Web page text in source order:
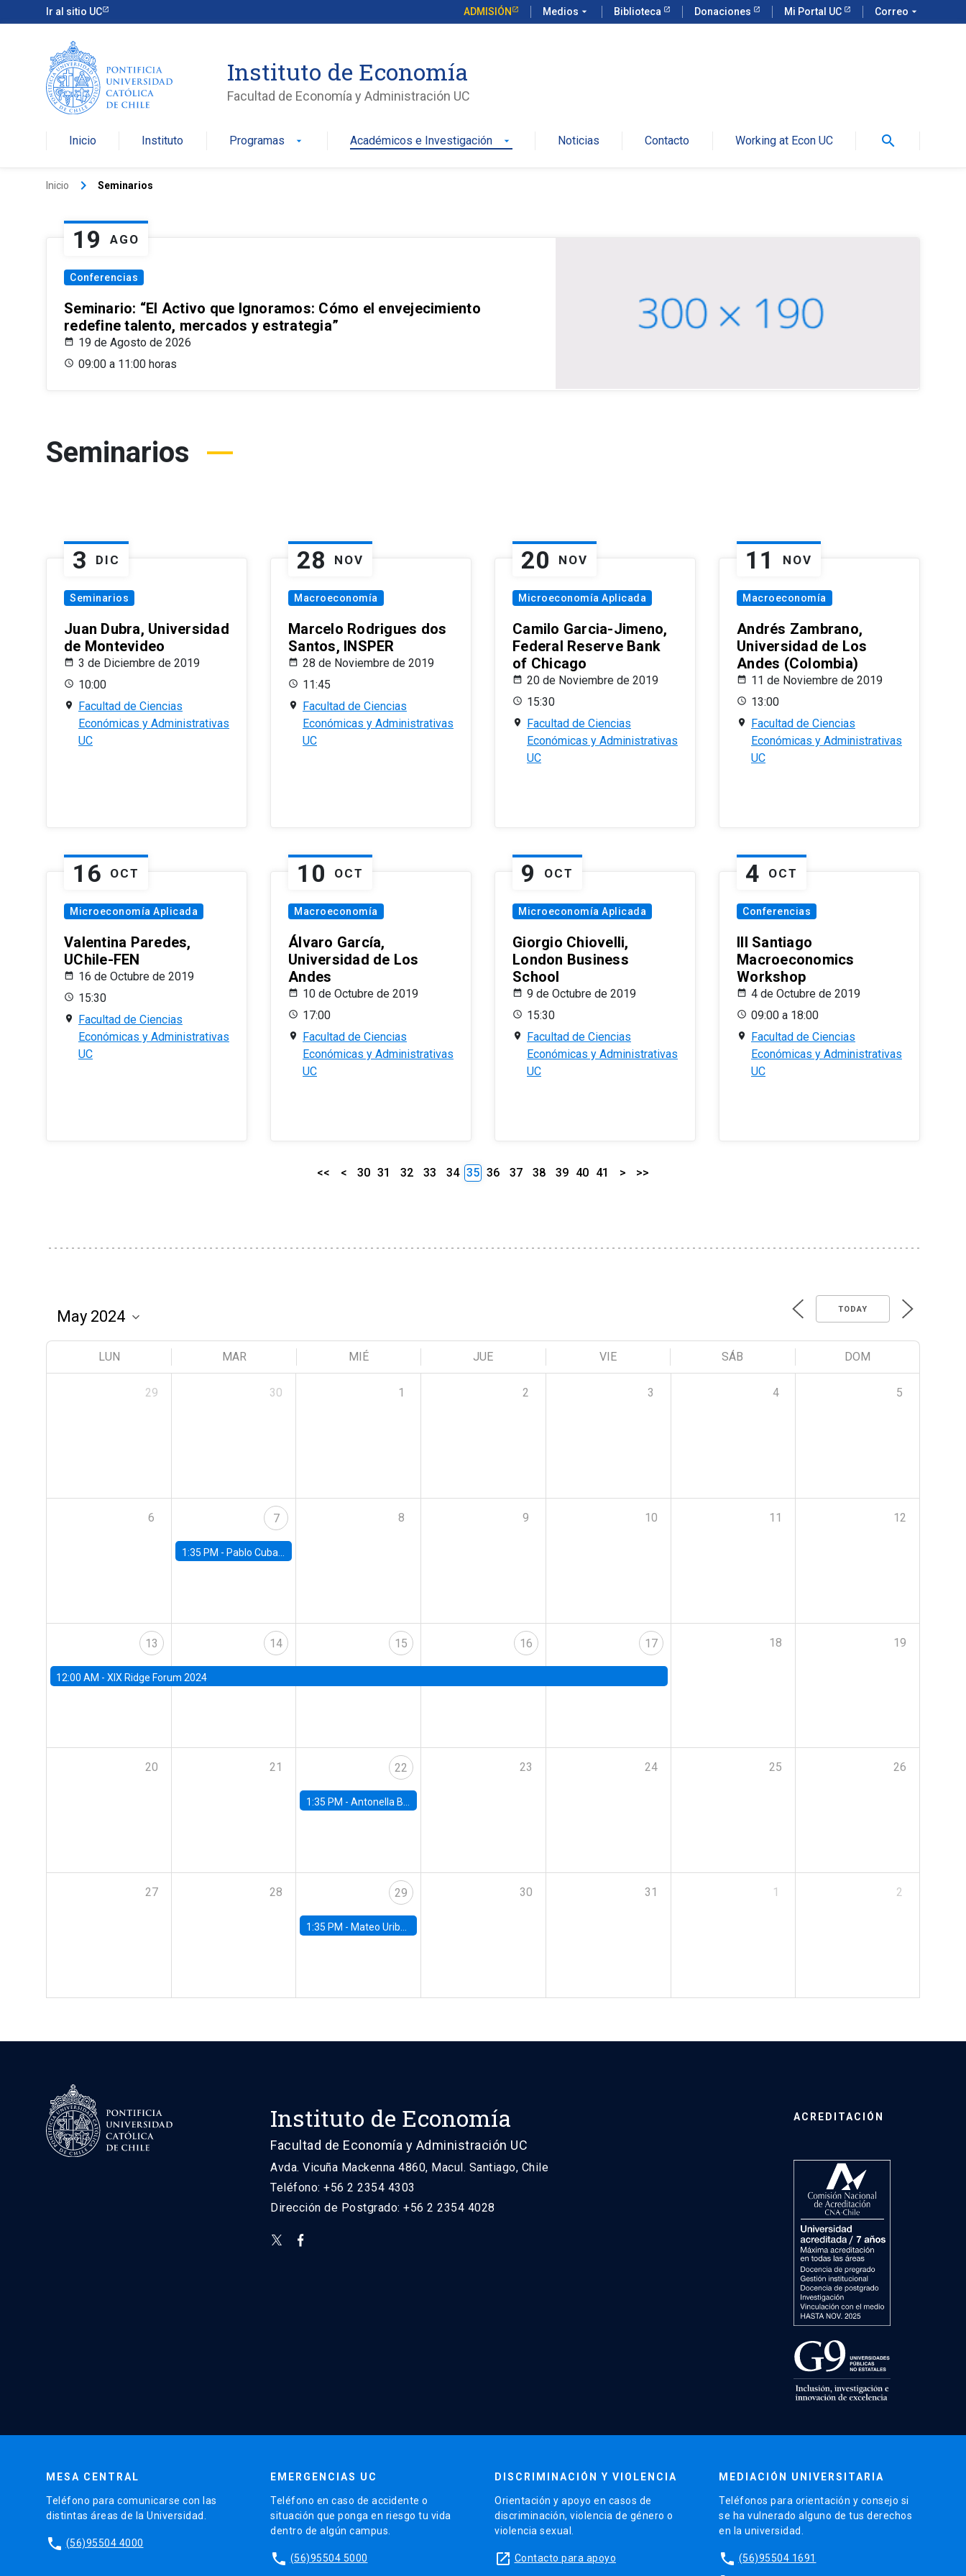
Ir al sitio UC ADMISIÓN Medios arrow_drop_down Biblioteca Donaciones Mi Portal UC Correo arrow_drop_down
Instituto de Economía
Facultad de Economía y Administración UC
Inicio Instituto Programas arrow_drop_down Académicos e Investigación arrow_drop_down Noticias Contacto Working at Econ UC search
Inicio keyboard_arrow_right Seminarios
19 AGO
Conferencias
Seminario: “El Activo que Ignoramos: Cómo el envejecimiento
redefine talento, mercados y estrategia”
19 de Agosto de 2026
09:00 a 11:00 horas
Seminarios
3 DIC
Seminarios
Juan Dubra, Universidad
de Montevideo
3 de Diciembre de 2019
10:00
Facultad de Ciencias
Económicas y Administrativas
UC
28 NOV
Macroeconomía
Marcelo Rodrigues dos
Santos, INSPER
28 de Noviembre de 2019
11:45
Facultad de Ciencias
Económicas y Administrativas
UC
20 NOV
Microeconomía Aplicada
Camilo Garcia-Jimeno,
Federal Reserve Bank
of Chicago
20 de Noviembre de 2019
15:30
Facultad de Ciencias
Económicas y Administrativas
UC
11 NOV
Macroeconomía
Andrés Zambrano,
Universidad de Los
Andes (Colombia)
11 de Noviembre de 2019
13:00
Facultad de Ciencias
Económicas y Administrativas
UC
16 OCT
Microeconomía Aplicada
Valentina Paredes,
UChile-FEN
16 de Octubre de 2019
15:30
Facultad de Ciencias
Económicas y Administrativas
UC
10 OCT
Macroeconomía
Álvaro García,
Universidad de Los
Andes
10 de Octubre de 2019
17:00
Facultad de Ciencias
Económicas y Administrativas
UC
9 OCT
Microeconomía Aplicada
Giorgio Chiovelli,
London Business
School
9 de Octubre de 2019
15:30
Facultad de Ciencias
Económicas y Administrativas
UC
4 OCT
Conferencias
III Santiago
Macroeconomics
Workshop
4 de Octubre de 2019
09:00 a 18:00
Facultad de Ciencias
Económicas y Administrativas
UC
<< < 30 31 32 33 34 35 36 37 38 39 40 41 > >>
TODAY
LUN MAR MIÉ JUE VIE SÁB DOM
29 30 1 2 3 4 5
6 7
1:35 PM - Pablo Cuba, FED Board
8 9 10 11 12
13
12:00 AM - XIX Ridge Forum 2024
14 15 16 17 18 19
20 21 22
1:35 PM -Antonella Bancalari, Institute for Fiscal Studies (IFS) and Research Associate at University College London (UCL)
23 24 25 26
27 28 29
1:35 PM - Mateo Uribe-Castro, Universidad de los Andes (Colombia)
30 31 1 2
Instituto de Economía
Facultad de Economía y Administración UC
Avda. Vicuña Mackenna 4860, Macul. Santiago, Chile
Teléfono: +56 2 2354 4303
Dirección de Postgrado: +56 2 2354 4028
ACREDITACIÓN
MESA CENTRAL
Teléfono para comunicarse con las
distintas áreas de la Universidad.
phone (56)95504 4000
EMERGENCIAS UC
Teléfono en caso de accidente o
situación que ponga en riesgo tu vida
dentro de algún campus.
phone (56)95504 5000
DISCRIMINACIÓN Y VIOLENCIA
Orientación y apoyo en casos de
discriminación, violencia de género o
violencia sexual.
launch Contacto para apoyo
MEDIACIÓN UNIVERSITARIA
Teléfonos para orientación y consejo si
se ha vulnerado alguno de tus derechos
en la universidad.
phone (56)95504 1691